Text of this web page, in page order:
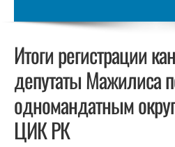
Итоги регистрации
депутаты Мажилиса
одномандатным
ЦИК РК